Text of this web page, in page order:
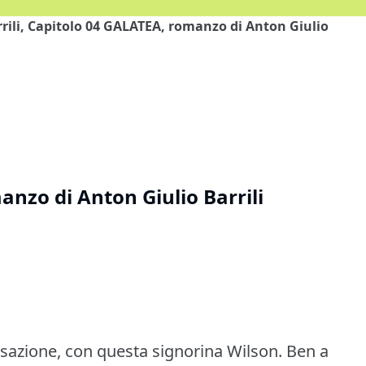
Capitolo 04 GALATEA, romanzo di Anton Giulio
di Anton Giulio Barrili
con questa signorina Wilson. Ben a